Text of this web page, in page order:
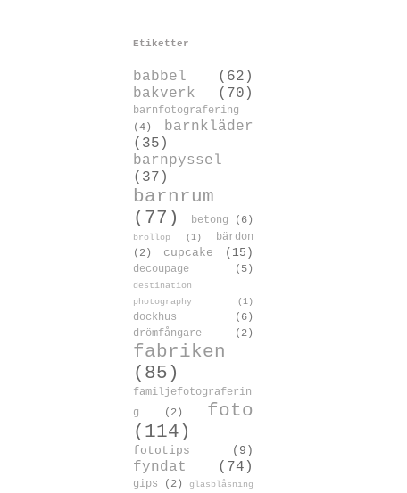
Etiketter
babbel
(62)
bakverk
(70)
barnfotografering
(4)
barnkläder
(35)
barnpyssel
(37)
barnrum
(77)
betong (6)
bröllop (1)
bärdon
(2)
cupcake (15)
decoupage (5)
destination
photography
(1)
dockhus
(6)
drömfångare
(2)
fabriken
(85)
familjefotograferin
g
(2)
foto
(114)
fototips (9)
fyndat (74)
gips (2)
glasblåsning